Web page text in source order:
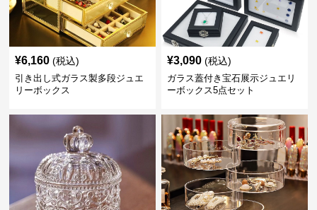
¥6,160 (税込)
引き出し式ガラス製多段ジュエ
リーボックス
¥3,090 (税込)
ガラス蓋付き宝石展示ジュエリ
ーボックス5点セット